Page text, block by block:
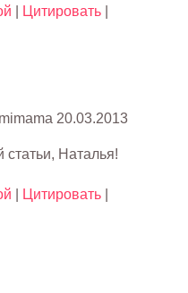
Цитировать
20.03.2013
Наталья!
Цитировать